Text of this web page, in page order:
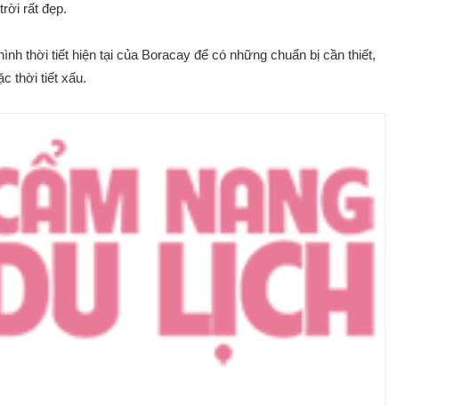
rất đẹp.
thời tiết hiện tại của Boracay để có những chuẩn bị cần thiết,
thời tiết xấu.